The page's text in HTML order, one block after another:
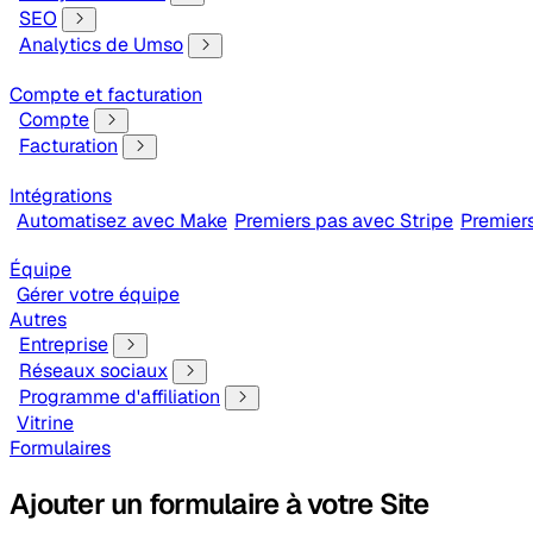
SEO
Analytics de Umso
Compte et facturation
Compte
Facturation
Intégrations
Automatisez avec Make Premiers pas avec Stripe
Équipe
Gérer votre équipe
Autres
Entreprise
Réseaux sociaux
Programme d'affiliation
Vitrine
Formulaires
Ajouter un formulaire à votre Site